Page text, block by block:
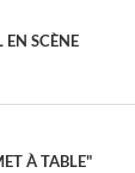
EN SCÈNE
À TABLE"